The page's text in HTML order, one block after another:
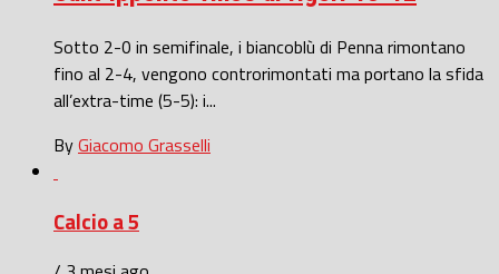
Sotto 2-0 in semifinale, i biancoblù di Penna rimontano
fino al 2-4, vengono controrimontati ma portano la sfida
all’extra-time (5-5): i...
ByGiacomo Grasselli
Calcio a 5